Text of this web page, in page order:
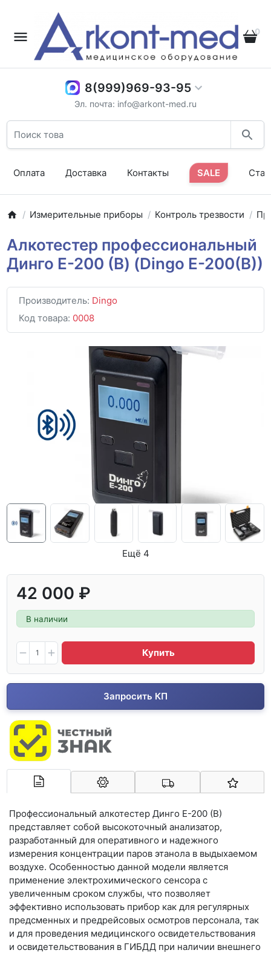
0
8(999)969-93-95
Эл. почта: info@arkont-med.ru
Оплата Доставка Контакты SALE
Измерительные приборы Контроль трезвости
Алкотестер профессиональный
Динго Е-200 (B) (Dingo E-200(B))
Производитель: Dingo
Код товара: 0008
Ещё 4
42 000 ₽
В наличии
Купить
Запросить КП
Профессиональный алкотестер Динго Е-200 (В)
представляет собой высокоточный анализатор,
разработанный для оперативного и надежного
измерения концентрации паров этанола в выдыхаемом
воздухе. Особенностью данной модели является
применение электрохимического сенсора с
увеличенным сроком службы, что позволяет
эффективно использовать прибор как для регулярных
предсменных и предрейсовых осмотров персонала, так
и для проведения медицинского освидетельствования
и освидетельствования в ГИБДД при наличии внешнего